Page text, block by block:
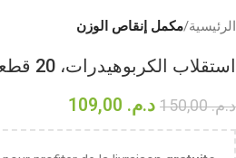
الرئيسية مكمل إنقاص الوزن
استقلاب الكربوهيدرات، 20 قطعة، 16 جم
د.م.150,00 د.م.